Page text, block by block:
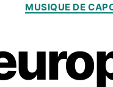
MUSIQUE DE